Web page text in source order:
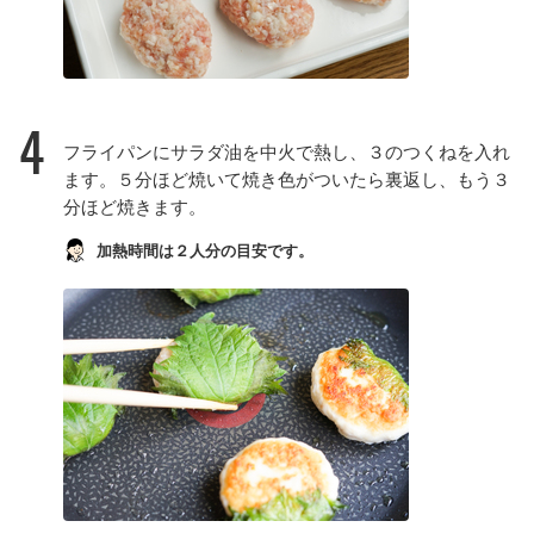
4
フライパンにサラダ油を中火で熱し、３のつくねを入れ
ます。５分ほど焼いて焼き色がついたら裏返し、もう３
分ほど焼きます。
加熱時間は２人分の目安です。